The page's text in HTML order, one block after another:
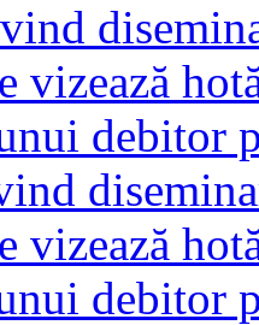
vizează
debitor